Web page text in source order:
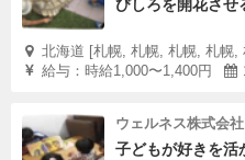
びしろを開花させ
北海道 [札幌, 札幌, 札幌, 札幌,
給与：時給1,000〜1,400円
ウェルネス株式会社
子どもが好きを活